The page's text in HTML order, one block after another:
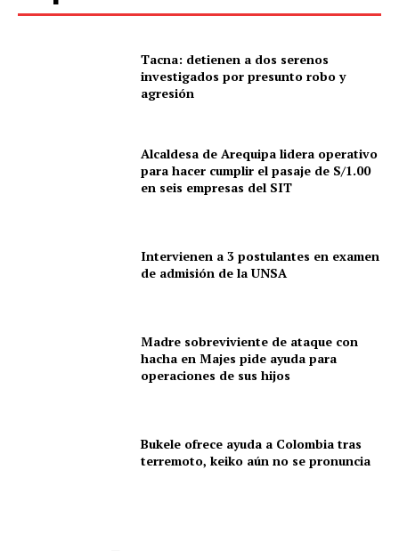
Tacna: detienen a dos serenos
investigados por presunto robo y
agresión
Alcaldesa de Arequipa lidera operativo
para hacer cumplir el pasaje de S/1.00
en seis empresas del SIT
Intervienen a 3 postulantes en examen
de admisión de la UNSA
Madre sobreviviente de ataque con
hacha en Majes pide ayuda para
operaciones de sus hijos
Bukele ofrece ayuda a Colombia tras
terremoto, keiko aún no se pronuncia